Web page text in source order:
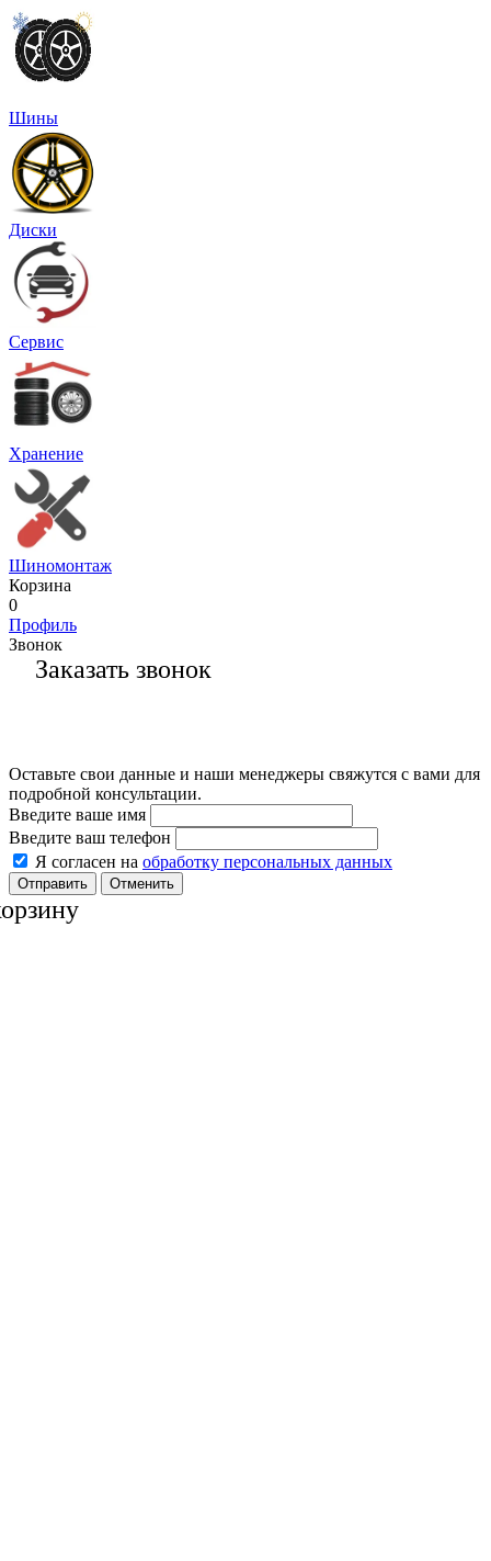
Шины
Диски
Сервис
Хранение
Шиномонтаж
Корзина
0
Профиль
Звонок
Заказать звонок
Оставьте свои данные и наши менеджеры свяжутся с вами для
подробной консультации.
Введите ваше имя
Введите ваш телефон
Я согласен на обработку персональных данных
Отменить